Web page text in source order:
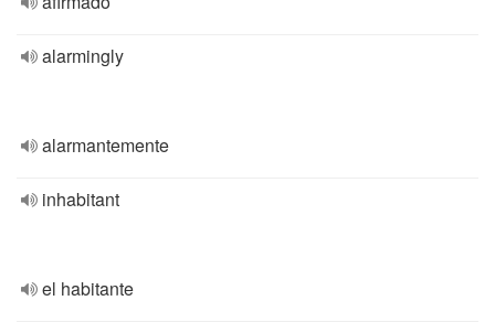
alarmingly
alarmantemente
inhabitant
el habitante